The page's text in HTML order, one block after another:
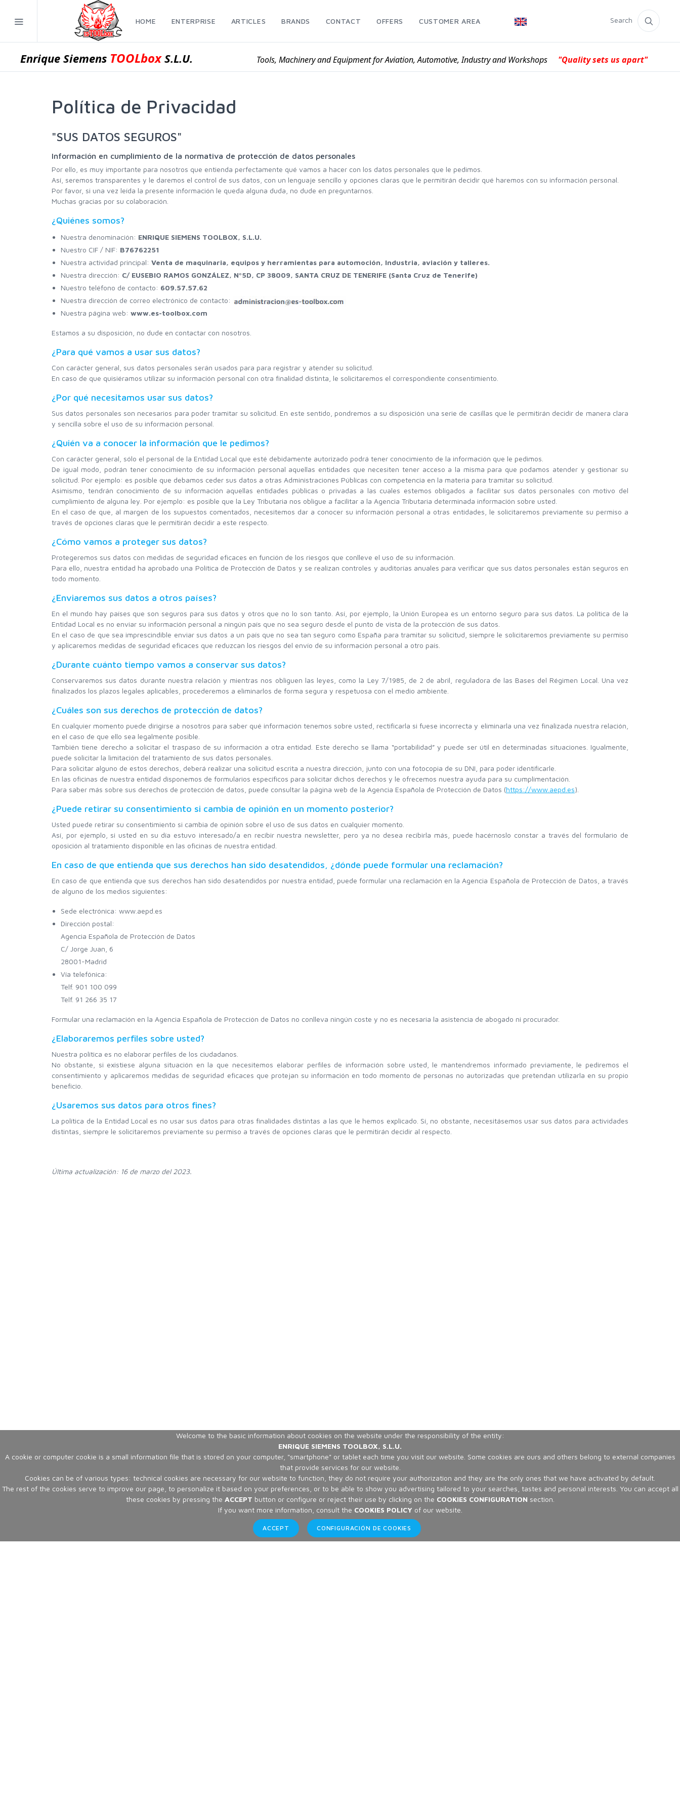
HOME ENTERPRISE ARTICLES BRANDS CONTACT OFFERS CUSTOMER AREA Search
Enrique Siemens TOOLboxS.L.U. Tools, Machinery and Equipment for Aviation, Automotive, Industry and Workshops "Quality sets us apart"
Política de Privacidad
"SUS DATOS SEGUROS"
Información en cumplimiento de la normativa de protección de datos personales
Por ello, es muy importante para nosotros que entienda perfectamente qué vamos a hacer con los datos personales que le pedimos.
Así, seremos transparentes y le daremos el control de sus datos, con un lenguaje sencillo y opciones claras que le permitirán decidir qué haremos con su información personal.
Por favor, si una vez leída la presente información le queda alguna duda, no dude en preguntarnos.
Muchas gracias por su colaboración.
¿Quiénes somos?
Nuestra denominación: ENRIQUE SIEMENS TOOLBOX, S.L.U.
Nuestro CIF / NIF: B76762251
Nuestra actividad principal: Venta de maquinaria, equipos y herramientas para automoción, Industria, aviación y talleres.
Nuestra dirección: C/ EUSEBIO RAMOS GONZÁLEZ, Nº5D, CP 38009, SANTA CRUZ DE TENERIFE (Santa Cruz de Tenerife)
Nuestro teléfono de contacto: 609.57.57.62
Nuestra dirección de correo electrónico de contacto:
Nuestra página web: www.es-toolbox.com
Estamos a su disposición, no dude en contactar con nosotros.
¿Para qué vamos a usar sus datos?
Con carácter general, sus datos personales serán usados para para registrar y atender su solicitud.
En caso de que quisiéramos utilizar su información personal con otra finalidad distinta, le solicitaremos el correspondiente consentimiento.
¿Por qué necesitamos usar sus datos?
Sus datos personales son necesarios para poder tramitar su solicitud. En este sentido, pondremos a su disposición una serie de casillas que le permitirán decidir de manera clara
y sencilla sobre el uso de su información personal.
¿Quién va a conocer la información que le pedimos?
Con carácter general, sólo el personal de la Entidad Local que esté debidamente autorizado podrá tener conocimiento de la información que le pedimos.
De igual modo, podrán tener conocimiento de su información personal aquellas entidades que necesiten tener acceso a la misma para que podamos atender y gestionar su
solicitud. Por ejemplo: es posible que debamos ceder sus datos a otras Administraciones Públicas con competencia en la materia para tramitar su solicitud.
Asimismo, tendrán conocimiento de su información aquellas entidades públicas o privadas a las cuales estemos obligados a facilitar sus datos personales con motivo del
cumplimiento de alguna ley. Por ejemplo: es posible que la Ley Tributaria nos obligue a facilitar a la Agencia Tributaria determinada información sobre usted.
En el caso de que, al margen de los supuestos comentados, necesitemos dar a conocer su información personal a otras entidades, le solicitaremos previamente su permiso a
través de opciones claras que le permitirán decidir a este respecto.
¿Cómo vamos a proteger sus datos?
Protegeremos sus datos con medidas de seguridad eficaces en función de los riesgos que conlleve el uso de su información.
Para ello, nuestra entidad ha aprobado una Política de Protección de Datos y se realizan controles y auditorías anuales para verificar que sus datos personales están seguros en
todo momento.
¿Enviaremos sus datos a otros países?
En el mundo hay países que son seguros para sus datos y otros que no lo son tanto. Así, por ejemplo, la Unión Europea es un entorno seguro para sus datos. La política de la
Entidad Local es no enviar su información personal a ningún país que no sea seguro desde el punto de vista de la protección de sus datos.
En el caso de que sea imprescindible enviar sus datos a un país que no sea tan seguro como España para tramitar su solicitud, siempre le solicitaremos previamente su permiso
y aplicaremos medidas de seguridad eficaces que reduzcan los riesgos del envío de su información personal a otro país.
¿Durante cuánto tiempo vamos a conservar sus datos?
Conservaremos sus datos durante nuestra relación y mientras nos obliguen las leyes, como la Ley 7/1985, de 2 de abril, reguladora de las Bases del Régimen Local. Una vez
finalizados los plazos legales aplicables, procederemos a eliminarlos de forma segura y respetuosa con el medio ambiente.
¿Cuáles son sus derechos de protección de datos?
En cualquier momento puede dirigirse a nosotros para saber qué información tenemos sobre usted, rectificarla si fuese incorrecta y eliminarla una vez finalizada nuestra relación,
en el caso de que ello sea legalmente posible.
También tiene derecho a solicitar el traspaso de su información a otra entidad. Este derecho se llama “portabilidad” y puede ser útil en determinadas situaciones. Igualmente,
puede solicitar la limitación del tratamiento de sus datos personales.
Para solicitar alguno de estos derechos, deberá realizar una solicitud escrita a nuestra dirección, junto con una fotocopia de su DNI, para poder identificarle.
En las oficinas de nuestra entidad disponemos de formularios específicos para solicitar dichos derechos y le ofrecemos nuestra ayuda para su cumplimentación.
Para saber más sobre sus derechos de protección de datos, puede consultar la página web de la Agencia Española de Protección de Datos (https://www.aepd.es).
¿Puede retirar su consentimiento si cambia de opinión en un momento posterior?
Usted puede retirar su consentimiento si cambia de opinión sobre el uso de sus datos en cualquier momento.
Así, por ejemplo, si usted en su día estuvo interesado/a en recibir nuestra newsletter, pero ya no desea recibirla más, puede hacérnoslo constar a través del formulario de
oposición al tratamiento disponible en las oficinas de nuestra entidad.
En caso de que entienda que sus derechos han sido desatendidos, ¿dónde puede formular una reclamación?
En caso de que entienda que sus derechos han sido desatendidos por nuestra entidad, puede formular una reclamación en la Agencia Española de Protección de Datos, a través
de alguno de los medios siguientes:
Sede electrónica: www.aepd.es
Dirección postal:
Agencia Española de Protección de Datos
C/ Jorge Juan, 6
28001-Madrid
Vía telefónica:
Telf. 901 100 099
Telf. 91 266 35 17
Formular una reclamación en la Agencia Española de Protección de Datos no conlleva ningún coste y no es necesaria la asistencia de abogado ni procurador.
¿Elaboraremos perfiles sobre usted?
Nuestra política es no elaborar perfiles de los ciudadanos.
No obstante, si existiese alguna situación en la que necesitemos elaborar perfiles de información sobre usted, le mantendremos informado previamente, le pediremos el
consentimiento y aplicaremos medidas de seguridad eficaces que protejan su información en todo momento de personas no autorizadas que pretendan utilizarla en su propio
beneficio.
¿Usaremos sus datos para otros fines?
La política de la Entidad Local es no usar sus datos para otras finalidades distintas a las que le hemos explicado. Sí, no obstante, necesitásemos usar sus datos para actividades
distintas, siempre le solicitaremos previamente su permiso a través de opciones claras que le permitirán decidir al respecto.
Última actualización: 16 de marzo del 2023.
Welcome to the basic information about cookies on the website under the responsibility of the entity:
ENRIQUE SIEMENS TOOLBOX, S.L.U.
A cookie or computer cookie is a small information file that is stored on your computer, "smartphone" or tablet each time you visit our website. Some cookies are ours and others belong to external companies
that provide services for our website.
Cookies can be of various types: technical cookies are necessary for our website to function, they do not require your authorization and they are the only ones that we have activated by default.
The rest of the cookies serve to improve our page, to personalize it based on your preferences, or to be able to show you advertising tailored to your searches, tastes and personal interests. You can accept all
these cookies by pressing the ACCEPT button or configure or reject their use by clicking on the COOKIES CONFIGURATION section.
If you want more information, consult the COOKIES POLICY of our website.
ACCEPT CONFIGURACIÓN DE COOKIES